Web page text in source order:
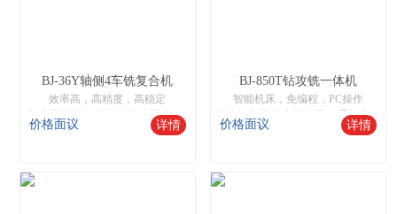
BJ-36Y轴侧4车铣复合机
效率高，高精度，高稳定
机床网,数控机床,数控机床网,中国数控机床网,机床设备网,智能数控机床,二手机床网,数控木工机床厂家
价格面议 详情
BJ-850T钻攻铣一体机
智能机床，免编程，PC操作
数控机床网,机床设备网,二手机床网,数控木工机床厂家
价格面议 详情